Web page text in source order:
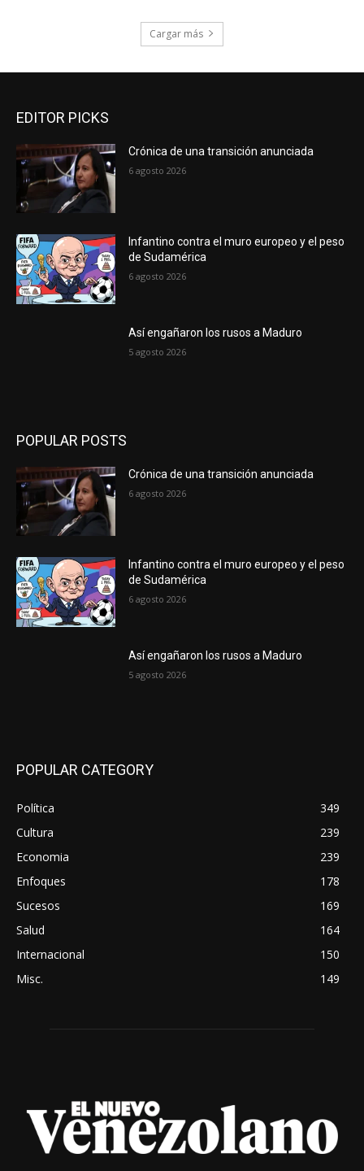
Cargar más
EDITOR PICKS
Crónica de una transición anunciada
6 agosto 2026
Infantino contra el muro europeo y el peso
de Sudamérica
6 agosto 2026
Así engañaron los rusos a Maduro
5 agosto 2026
POPULAR POSTS
Crónica de una transición anunciada
6 agosto 2026
Infantino contra el muro europeo y el peso
de Sudamérica
6 agosto 2026
Así engañaron los rusos a Maduro
5 agosto 2026
POPULAR CATEGORY
Política
349
Cultura
239
Economia
239
Enfoques
178
Sucesos
169
Salud
164
Internacional
150
Misc.
149